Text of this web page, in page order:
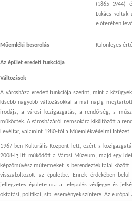
(1865–1944)
Lukács voltak
előterében
Műemléki besorolás Különleges
Az épület eredeti funkciója
Változások
A városháza eredeti funkciója szerint, mint a
kisebb nagyobb változásokkal a mai napig
irodája, a városi közigazgatás, a rendőrség, a
működtek. A városházáról nemsokára kiköltözött a
Levéltár, valamint 1980-tól a Műemlékvédelmi Intézet.
1967-ben Kulturális Központ lett, ezért a
2008-ig itt működött a Városi Múzeum, majd egy
képzőművész műtermeket is berendeztek falai
visszaköltözött az épületbe. Ennek érdekében
jellegzetes épülete ma a település védjegye és
oktatási, politikai, stb. események színtere. Az európai